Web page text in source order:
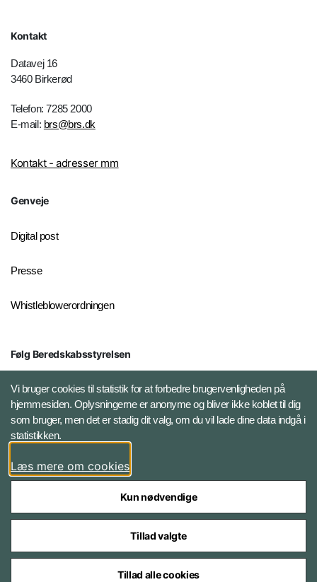
Kontakt
Datavej 16
3460 Birkerød
Telefon: 7285 2000
E-mail: brs@brs.dk
Kontakt - adresser mm
Genveje
Digital post
Presse
Whistleblowerordningen
Følg Beredskabsstyrelsen
X BRSdk
LinkedIn BRS-profil
Vi bruger cookies til statistik for at forbedre brugervenligheden på
hjemmesiden. Oplysningerne er anonyme og bliver ikke koblet til dig
som bruger, men det er stadig dit valg, om du vil lade dine data indgå i
statistikken.
Læs mere om cookies
Kun nødvendige
Tillad valgte
Tillad alle cookies